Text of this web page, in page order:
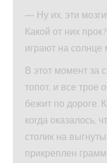
— Ну их, эти
Какой от них
играют на солнце
В этот момент за
топот, и все трое
бежит по дороге.
когда оказалось,
столик на
прикреплен